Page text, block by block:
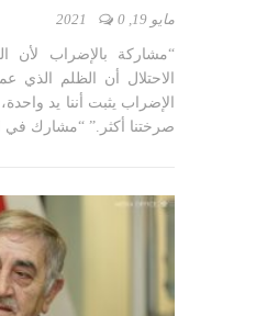
مايو 19, 2021 0
“مشاركة بالإضراب لأن
الإضراب يثبت أننا يد
صرختنا أكثر.” “مشارك في